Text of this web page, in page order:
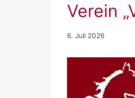
Verein
6. Juli 2026